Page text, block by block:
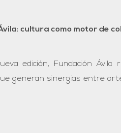
cultura como motor de
edición, Fundación
generan sinergias entre